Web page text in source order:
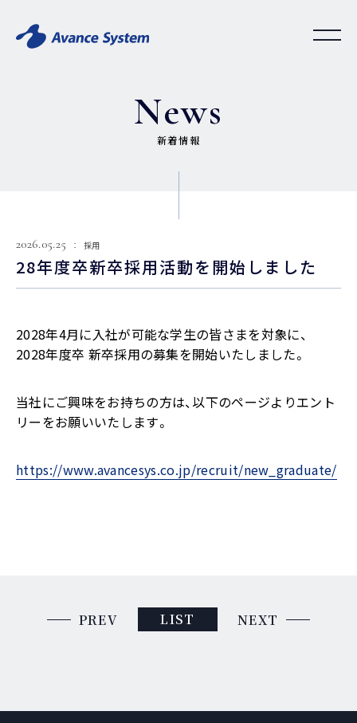
News
新着情報
2026.05.25 採用
28年度卒新卒採用活動を開始しました
2028年4月に入社が可能な学生の皆さまを対象に、
2028年度卒 新卒採用の募集を開始いたしました。
当社にご興味をお持ちの方は、以下のページよりエント
リーをお願いいたします。
https://www.avancesys.co.jp/recruit/new_graduate/
PREV LIST NEXT